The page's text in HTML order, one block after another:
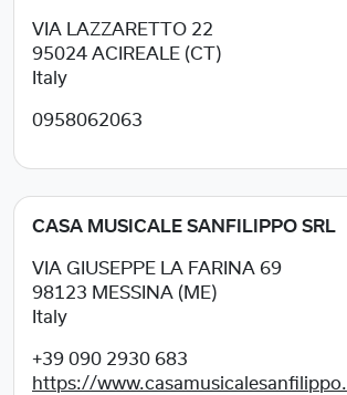
VIA LAZZARETTO 22
95024 ACIREALE (CT)
Italy
0958062063
CASA MUSICALE SANFILIPPO SRL
VIA GIUSEPPE LA FARINA 69
98123 MESSINA (ME)
Italy
+39 090 2930 683
https://www.casamusicalesanfilippo.